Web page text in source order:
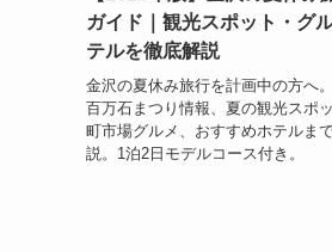
ガイド｜観光スポット・グ
テルを徹底解説
金沢の夏休み旅行を計画中の方へ
百万石まつり情報、夏の観光スポ
町市場グルメ、おすすめホテルま
説。1泊2日モデルコース付き。